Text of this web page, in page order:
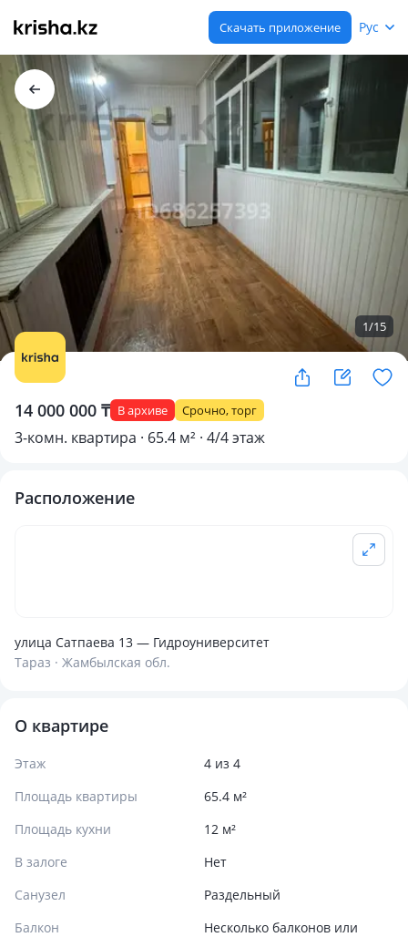
Скачать приложение Рус
1/15
14 000 000 ₸ В архиве Срочно, торг
3-комн. квартира · 65.4 м² · 4/4 этаж
Расположение
улица Сатпаева 13 — Гидроуниверситет
Тараз · Жамбылская обл.
О квартире
Этаж
4 из 4
Площадь квартиры
65.4 м²
Площадь кухни
12 м²
В залоге
Нет
Санузел
Раздельный
Балкон
Несколько балконов или